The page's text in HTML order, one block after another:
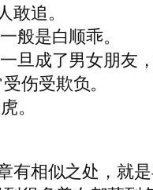
敢追。
般是白顺乖。
旦成了男女朋友
伤受欺负。
。
有相似之处，就